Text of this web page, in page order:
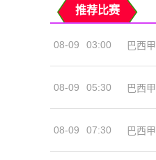
推荐比赛
08-09 03:00 巴西甲
08-09 05:30 巴西甲
08-09 07:30 巴西甲